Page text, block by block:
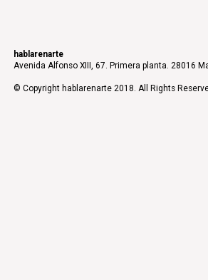
hablarenarte
Avenida Alfonso XIII, 67. Primera planta. 28016
© Copyright hablarenarte 2018. All Rights